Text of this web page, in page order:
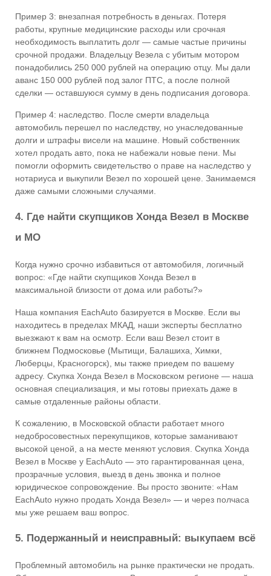
Пример 3: внезапная потребность в деньгах. Потеря
работы, крупные медицинские расходы или срочная
необходимость выплатить долг — самые частые причины
срочной продажи. Владельцу Везела с убитым мотором
понадобились 250 000 рублей на операцию отцу. Мы дали
аванс 150 000 рублей под залог ПТС, а после полной
сделки — оставшуюся сумму в день подписания договора.
Пример 4: наследство. После смерти владельца
автомобиль перешел по наследству, но унаследованные
долги и штрафы висели на машине. Новый собственник
хотел продать авто, пока не набежали новые пени. Мы
помогли оформить свидетельство о праве на наследство у
нотариуса и выкупили Везел по хорошей цене. Занимаемся
даже самыми сложными случаями.
4. Где найти скупщиков Хонда Везел в Москве
и МО
Когда нужно срочно избавиться от автомобиля, логичный
вопрос: «Где найти скупщиков Хонда Везел в
максимальной близости от дома или работы?»
Наша компания EachAuto базируется в Москве. Если вы
находитесь в пределах МКАД, наши эксперты бесплатно
выезжают к вам на осмотр. Если ваш Везел стоит в
ближнем Подмосковье (Мытищи, Балашиха, Химки,
Люберцы, Красногорск), мы также приедем по вашему
адресу. Скупка Хонда Везел в Московском регионе — наша
основная специализация, и мы готовы приехать даже в
самые отдаленные районы области.
К сожалению, в Московской области работает много
недобросовестных перекупщиков, которые заманивают
высокой ценой, а на месте меняют условия. Скупка Хонда
Везел в Москве у EachAuto — это гарантированная цена,
прозрачные условия, выезд в день звонка и полное
юридическое сопровождение. Вы просто звоните: «Нам
EachAuto нужно продать Хонда Везел» — и через полчаса
мы уже решаем ваш вопрос.
5. Подержанный и неисправный: выкупаем всё
Проблемный автомобиль на рынке практически не продать.